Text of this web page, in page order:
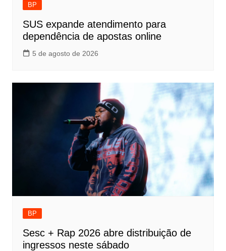
BP
SUS expande atendimento para
dependência de apostas online
5 de agosto de 2026
BP
Sesc + Rap 2026 abre distribuição de
ingressos neste sábado